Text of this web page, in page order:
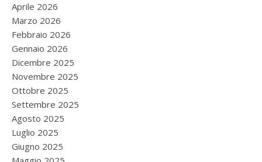
Aprile 2026
Marzo 2026
Febbraio 2026
Gennaio 2026
Dicembre 2025
Novembre 2025
Ottobre 2025
Settembre 2025
Agosto 2025
Luglio 2025
Giugno 2025